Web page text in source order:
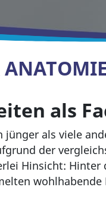
als
als viele
der
Hinsicht: